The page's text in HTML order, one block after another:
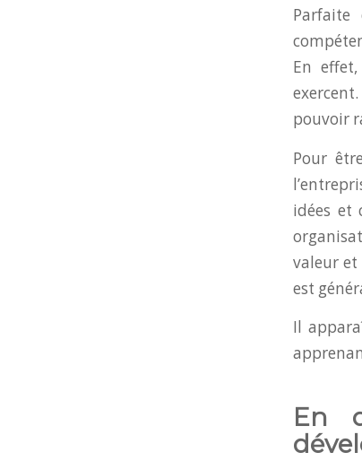
Parfaite
En
pouvoir
Pour
idées et
valeur et
est
Il
En